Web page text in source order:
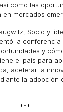
como las
mercados
Socio y
la conferencia
y
el país para
acelerar la
la adopción
***